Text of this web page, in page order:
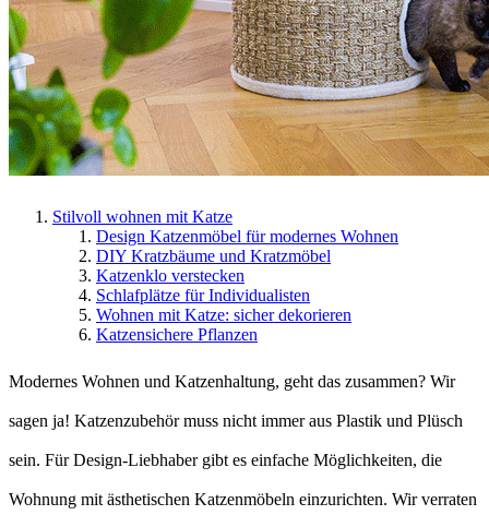
Stilvoll wohnen mit Katze
Design Katzenmöbel für modernes Wohnen
DIY Kratzbäume und Kratzmöbel
Katzenklo verstecken
Schlafplätze für Individualisten
Wohnen mit Katze: sicher dekorieren
Katzensichere Pflanzen
Modernes Wohnen und Katzenhaltung, geht das zusammen? Wir
sagen ja! Katzenzubehör muss nicht immer aus Plastik und Plüsch
sein. Für Design-Liebhaber gibt es einfache Möglichkeiten, die
Wohnung mit ästhetischen Katzenmöbeln einzurichten. Wir verraten